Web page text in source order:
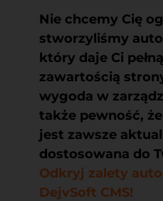
Nie chcemy Cię
stworzyliśmy
który daje Ci
zawartością
wygoda w
także pewność,
jest zawsze
dostosowana do
Odkryj zalety
DejvSoft CMS!